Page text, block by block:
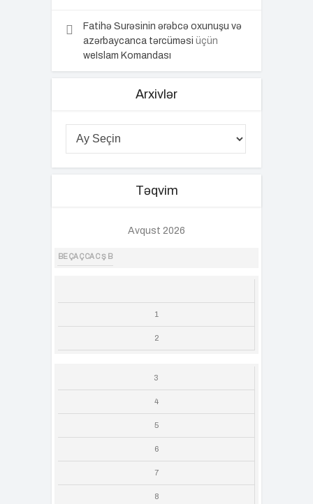
Fatihə Surəsinin ərəbcə oxunuşu və
azərbaycanca tərcüməsi üçün
weIslam Komandası
Arxivlər
Təqvim
Avqust 2026
BE ÇA Ç CA C Ş B
1
2
3
4
5
6
7
8